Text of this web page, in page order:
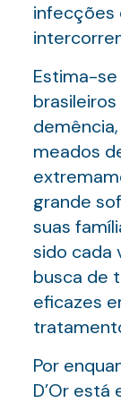
infecções
Estima-
meados
grande
suas
sido cada
busca de
eficazes
Por
D’Or